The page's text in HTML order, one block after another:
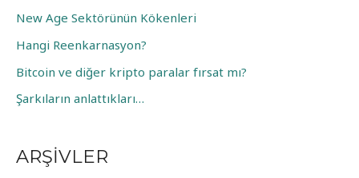
New Age Sektörünün Kökenleri
Hangi Reenkarnasyon?
Bitcoin ve diğer kripto paralar fırsat mı?
Şarkıların anlattıkları…
ARŞIVLER